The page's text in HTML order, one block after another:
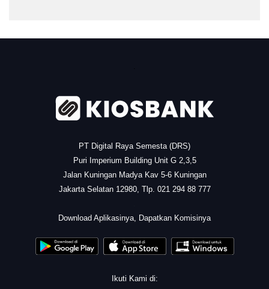
PT Digital Raya Semesta (DRS)
Puri Imperium Building Unit G 2,3,5
Jalan Kuningan Madya Kav 5-6 Kuningan
Jakarta Selatan 12980, Tlp. 021 294 88 777
Download Aplikasinya, Dapatkan Komisinya
Ikuti Kami di: